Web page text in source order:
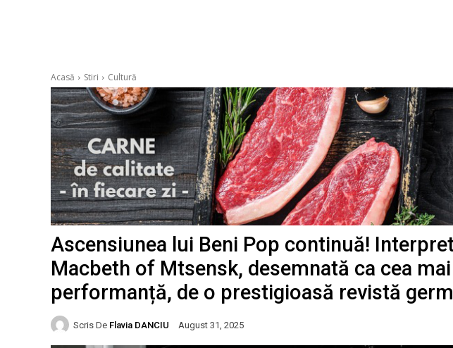
Acasă Stiri Cultură
Ascensiunea lui Beni Pop continuă!
Macbeth of Mtsensk, desemnată ca cea
performanță, de o prestigioasă revistă
Scris De Flavia DANCIU August 31, 2025